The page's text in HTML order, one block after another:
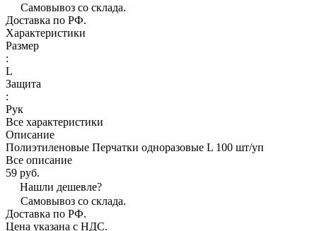
Самовывоз со склада.
Доставка по РФ.
Характеристики
Размер
:
L
Защита
:
Рук
Все характеристики
Описание
Полиэтиленовые Перчатки одноразовые L 100 шт/уп
Все описание
59 руб.
Нашли дешевле?
Самовывоз со склада.
Доставка по РФ.
Цена указана с НДС.